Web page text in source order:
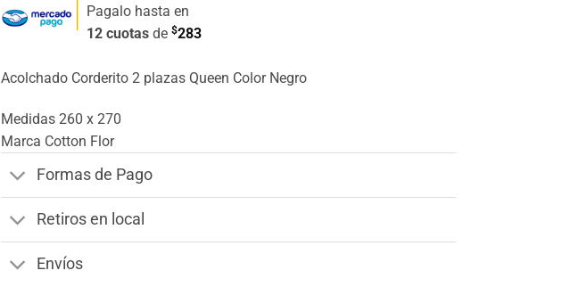
Pagalo hasta en
12 cuotas de $283
Acolchado Corderito 2 plazas Queen Color Negro
Medidas 260 x 270
Marca Cotton Flor
Formas de Pago
Retiros en local
Envíos